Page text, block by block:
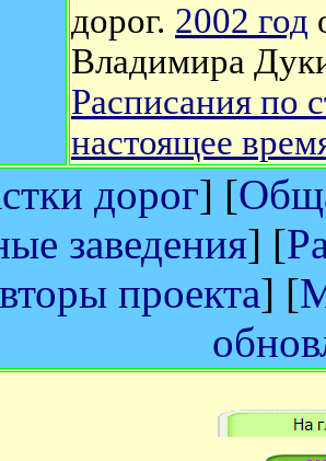
дорог. 2002 год
Владимира
Расписания по
настоящее
дорог] [
заведения] [
проекта] [